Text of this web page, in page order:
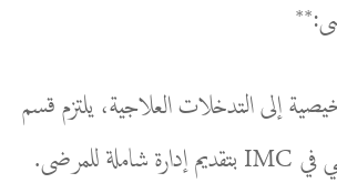
إلى التدخلات العلاجية، يلتزم قسم
أمراض الجهاز الهضمي في IMC بتقديم إدارة شاملة للمرضى.